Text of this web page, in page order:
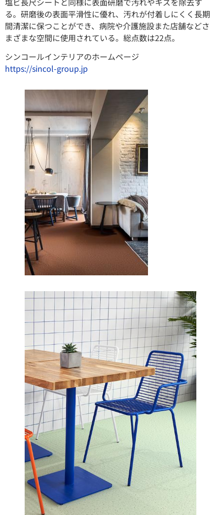
る。研磨後の表面平滑性に優れ、汚れが付着しにくく長期
間清潔に保つことができ、病院や介護施設また店舗などさ
まざまな空間に使用されている。総点数は22点。
シンコールインテリアのホームページ
https://sincol-group.jp